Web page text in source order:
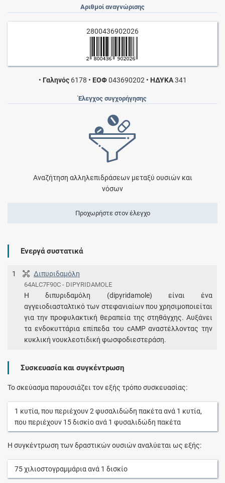
Αριθμοί αναγνώρισης
2800436902026
• Γαληνός6178 • ΕΟΦ043690202 • ΗΔΥΚΑ341
Έλεγχος συγχορήγησης
Αναζήτηση αλληλεπιδράσεων μεταξύ ουσιών και
νόσων
Προχωρήστε στον έλεγχο
Ενεργά συστατικά
1 Διπυριδαμόλη
64ALC7F90C - DIPYRIDAMOLE
Η διπυριδαμόλη (dipyridamole) είναι ένα
αγγειοδιασταλτικό των στεφανιαίων που χρησιμοποιείται
για την προφυλακτική θεραπεία της στηθάγχης. Αυξάνει
τα ενδοκυττάρια επίπεδα του cAMP αναστέλλοντας την
κυκλική νουκλεοτιδική φωσφοδιεστεράση.
Συσκευασία και συγκέντρωση
Το σκεύασμα παρουσιάζει τον εξής τρόπο συσκευασίας:
1 κυτία, που περιέχουν2 φυσαλιδώδη πακέταανά 1 κυτία,
που περιέχουν 15δισκίοανά 1 φυσαλιδώδη πακέτα
Η συγκέντρωση των δραστικών ουσιών αναλύεται ως εξής:
75χιλιοστογραμμάριαανά 1 δισκίο